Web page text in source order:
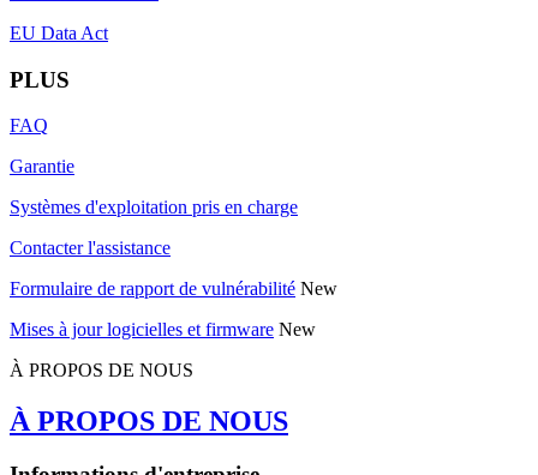
EU Data Act
PLUS
FAQ
Garantie
Systèmes d'exploitation pris en charge
Contacter l'assistance
Formulaire de rapport de vulnérabilité New
Mises à jour logicielles et firmware New
À PROPOS DE NOUS
À PROPOS DE NOUS